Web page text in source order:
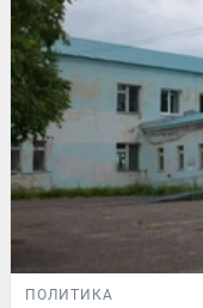
ПОЛИТИКА